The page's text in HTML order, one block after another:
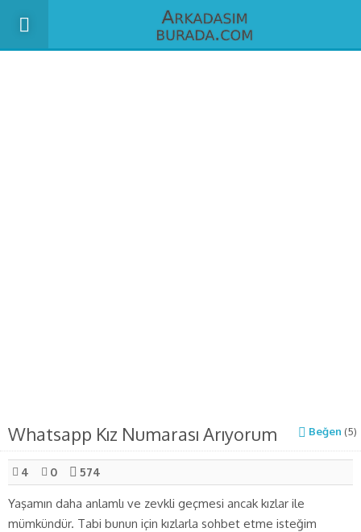
Whatsapp Kız Numarası Arıyorum Beğen (5)
4 0 574
Yaşamın daha anlamlı ve zevkli geçmesi ancak kızlar ile
mümkündür. Tabi bunun için kızlarla sohbet etme isteğim